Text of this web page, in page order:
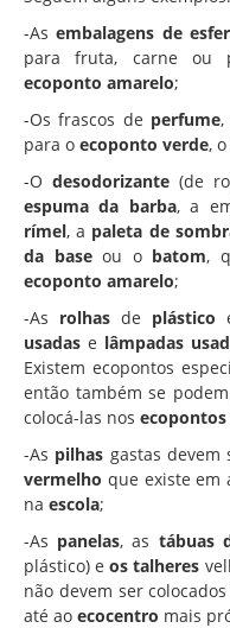
SPO
Contactos
-Asembalagens de
para fruta, carne ou
ecoponto amarelo;
-Os frascos de perfume
para o ecoponto verde,
-O desodorizante(de
espuma da barba, a
rímel, a paleta de
da baseou o batom,
ecoponto amarelo;
-As rolhasde plástico
usadas e lâmpadas
Existem ecopontos
então também se
colocá-las nos ecopontos
-As pilhas gastas devem
vermelho que existe em
na escola;
-As panelas, as tábuas
plástico) eos talheres
não devem ser
até ao ecocentro mais